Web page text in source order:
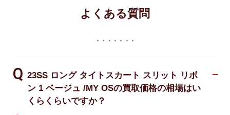
よくある質問
23SS ロング タイトスカート スリット リボ
ン 1 ベージュ /MY OSの買取価格の相場はい
くらくらいですか？